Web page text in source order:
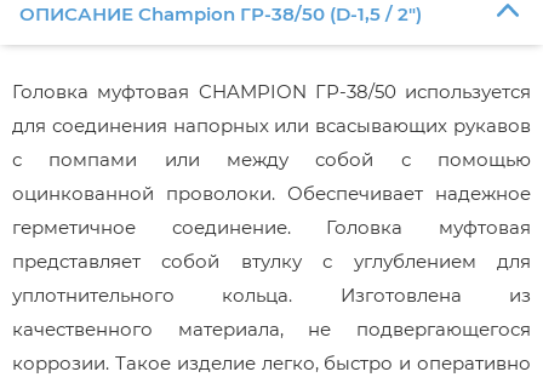
ОПИСАНИЕ Champion ГР-38/50 (D-1,5 / 2")
Головка муфтовая CHAMPION ГР-38/50 используется
для соединения напорных или всасывающих рукавов
с помпами или между собой с помощью
оцинкованной проволоки. Обеспечиваeт надежноe
герметичное соединение. Головка муфтовая
представляет собой втулку с углублением для
уплотнительного кольца. Изготовлена из
качественного матeриала, не подвергающегося
коррозии. Такое изделие легко, быстро и оперативно